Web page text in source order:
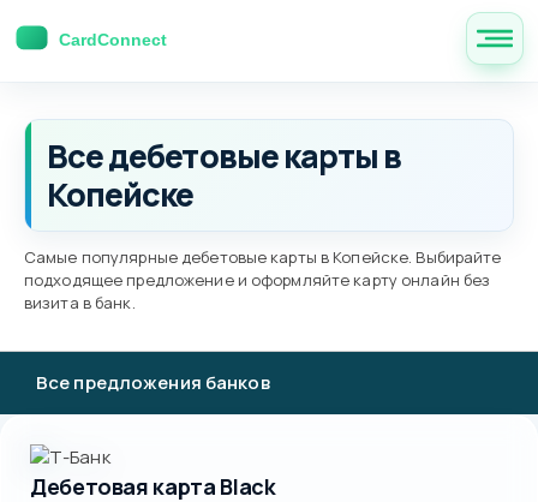
Все дебетовые карты в
Копейске
Самые популярные дебетовые карты в Копейске. Выбирайте
подходящее предложение и оформляйте карту онлайн без
визита в банк.
Все предложения банков
Дебетовая карта Black